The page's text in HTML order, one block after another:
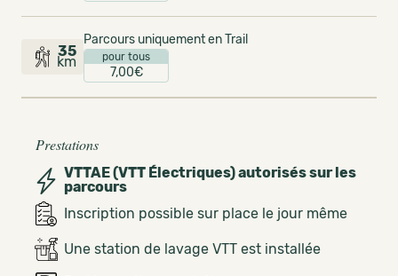
35
km
Parcours uniquement en Trail
pour tous
7,00€
Prestations
VTTAE (VTT Électriques) autorisés sur les
parcours
Inscription possible sur place le jour même
Une station de lavage VTT est installée